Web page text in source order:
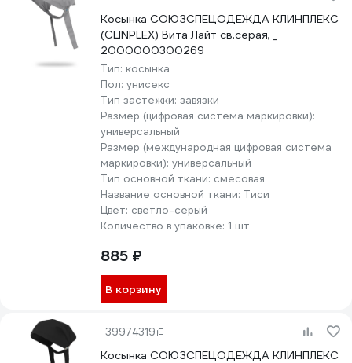
Косынка СОЮЗСПЕЦОДЕЖДА КЛИНПЛЕКС
(CLINPLEX) Вита Лайт св.серая, _
2000000300269
Тип: косынка
Пол: унисекс
Тип застежки: завязки
Размер (цифровая система маркировки):
универсальный
Размер (международная цифровая система
маркировки): универсальный
Тип основной ткани: смесовая
Название основной ткани: Тиси
Цвет: светло-серый
Количество в упаковке: 1 шт
885 ₽
В корзину
39974319
Косынка СОЮЗСПЕЦОДЕЖДА КЛИНПЛЕКС